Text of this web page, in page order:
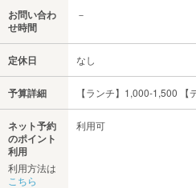
お問い合わ
せ時間
－
定休日 なし
予算詳細 【ランチ】1,000-1,500
ネット予約
のポイント
利用
利用方法は
こちら
利用可